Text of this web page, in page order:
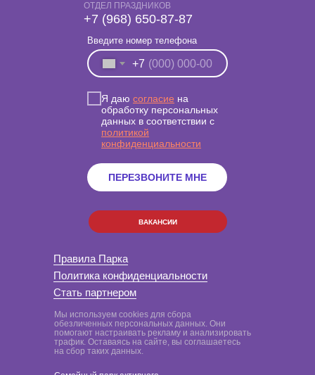
Введите номер телефона
+7
Я даю согласие на
обработку персональных
данных в соответствии с
политикой
конфиденциальности
ПЕРЕЗВОНИТЕ МНЕ
‎+7 (968) 650-87-87
ОТДЕЛ ПРАЗДНИКОВ
Мы используем cookies для сбора
обезличенных персональных данных. Они
помогают настраивать рекламу и анализировать
трафик. Оставаясь на сайте, вы соглашаетесь
на сбор таких данных.
Правила Парка
Политика конфиденциальности
Стать партнером
ВАКАНСИИ